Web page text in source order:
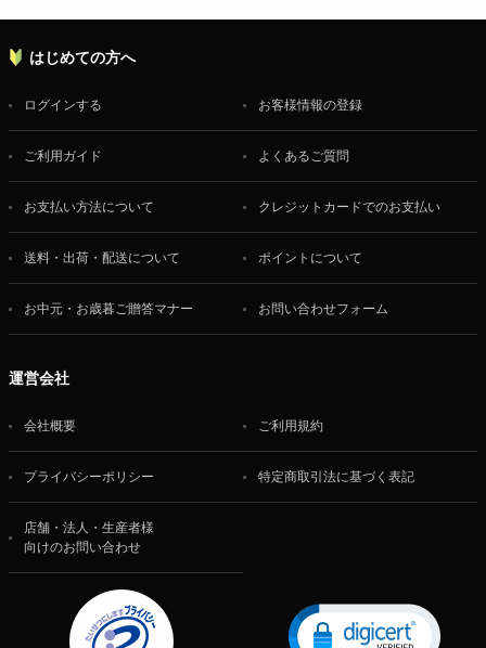
はじめての方へ
ログインする お客様情報の登録
ご利用ガイド よくあるご質問
お支払い方法について クレジットカードでのお支払い
送料・出荷・配送について ポイントについて
お中元・お歳暮ご贈答マナー お問い合わせフォーム
運営会社
会社概要 ご利用規約
プライバシーポリシー 特定商取引法に基づく表記
店舗・法人・生産者様
向けのお問い合わせ